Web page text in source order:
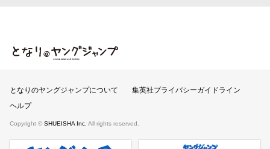
となりのヤングジャンプ
となりのヤングジャンプについて
集英社プライバシーガイドライン
ヘルプ
Copyright © SHUEISHA Inc. All rights reserved.
ヤンジャンプラス 週刊ヤングジャンプ公式サイト